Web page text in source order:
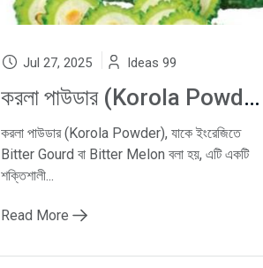
Jul 27, 2025 Ideas 99
করলা পাউডার (Korola Powder): Bitter Gourd, Bitter Melon দিয়ে Natural Blood Cleanser, Diabetes Control ও Skin Detox
করলা পাউডার (Korola Powder), যাকে ইংরেজিতে
Bitter Gourd বা Bitter Melon বলা হয়, এটি একটি
শক্তিশালী...
Read More